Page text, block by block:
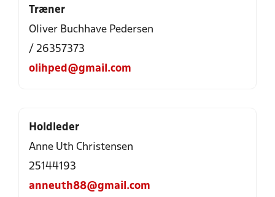
Træner
Oliver Buchhave Pedersen
/ 26357373
olihped@gmail.com
Holdleder
Anne Uth Christensen
25144193
anneuth88@gmail.com